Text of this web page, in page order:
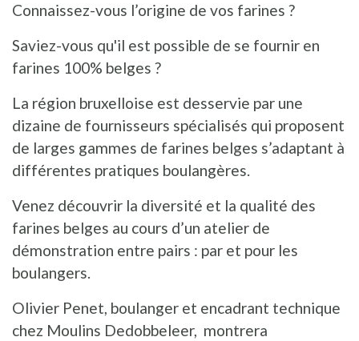
Connaissez-vous l’origine de vos farines ?
Saviez-vous qu'il est possible de se fournir en
farines 100% belges ?
La région bruxelloise est desservie par une
dizaine de fournisseurs spécialisés qui proposent
de larges gammes de farines belges s’adaptant à
différentes pratiques boulangères.
Venez découvrir la diversité et la qualité des
farines belges au cours d’un atelier de
démonstration entre pairs : par et pour les
boulangers.
Olivier Penet, boulanger et encadrant technique
chez Moulins Dedobbeleer, montrera